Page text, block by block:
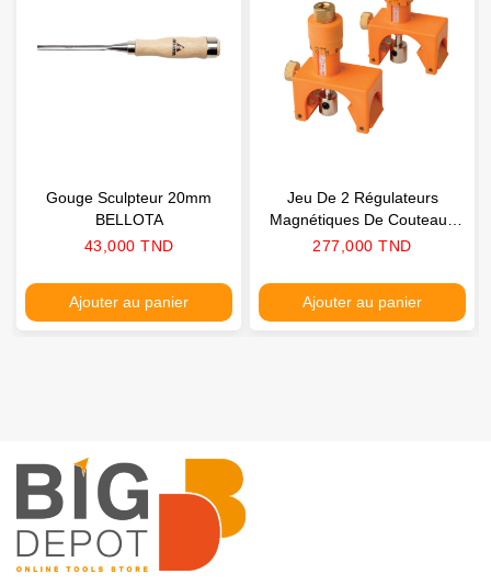
Gouge Sculpteur 20mm
BELLOTA
Prix
43,000 TND
Ajouter au panier
Jeu De 2 Régulateurs
Magnétiques De Couteaux
De Rabotage CMT
Prix
277,000 TND
Ajouter au panier